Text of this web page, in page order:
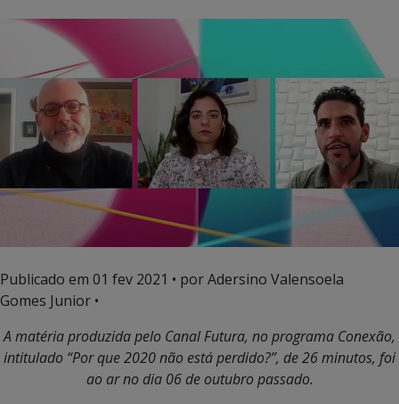
Publicado em 01 fev 2021 • por Adersino Valensoela
Gomes Junior •
A matéria produzida pelo Canal Futura, no programa Conexão,
intitulado “Por que 2020 não está perdido?”, de 26 minutos, foi
ao ar no dia 06 de outubro passado.